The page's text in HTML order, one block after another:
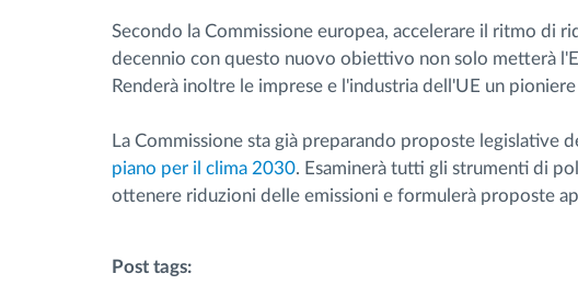
Secondo la Commissione europea, accelerare il ritmo di
decennio con questo nuovo obiettivo non solo metterà
Renderà inoltre le imprese e l'industria dell'UE un
La Commissione sta già preparando proposte legislative
piano per il clima 2030. Esaminerà tutti gli strumenti di
ottenere riduzioni delle emissioni e formulerà proposte
Post tags: